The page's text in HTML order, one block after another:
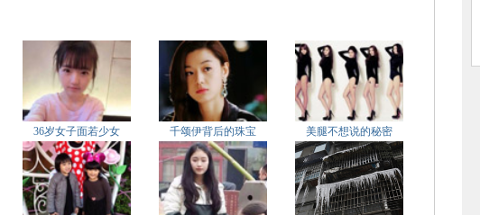
36岁女子面若少女 千颂伊背后的珠宝 美腿不想说的秘密